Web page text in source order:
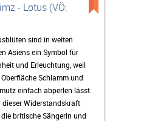
- Lotus (VÖ:
sind in weiten
Asiens ein Symbol für
und Erleuchtung, weil
Oberfläche Schlamm und
einfach abperlen lässt.
dieser Widerstandskraft
britische Sängerin und